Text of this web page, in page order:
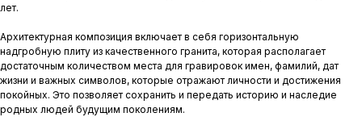
лет.
Архитектурная композиция включает в себя горизонтальную
надгробную плиту из качественного гранита, которая располагает
достаточным количеством места для гравировок имен, фамилий, дат
жизни и важных символов, которые отражают личности и достижения
покойных. Это позволяет сохранить и передать историю и наследие
родных людей будущим поколениям.